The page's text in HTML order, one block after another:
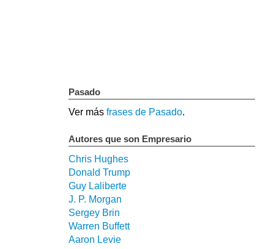
Pasado
Ver más frases de Pasado.
Autores que son Empresario
Chris Hughes
Donald Trump
Guy Laliberte
J. P. Morgan
Sergey Brin
Warren Buffett
Aaron Levie